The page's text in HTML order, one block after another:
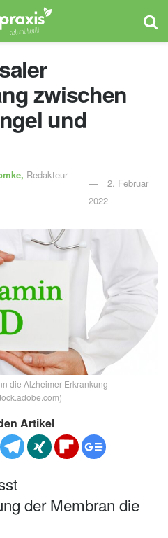
zwischen
und
Redakteur
2. Februar
2022
die Alzheimer-Erkrankung
Artikel
der Membran die